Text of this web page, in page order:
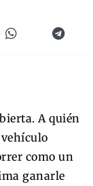
A quién
como un
ganarle